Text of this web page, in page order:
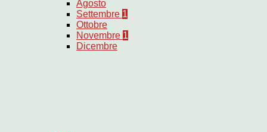
Agosto
Settembre 1
Ottobre
Novembre 1
Dicembre